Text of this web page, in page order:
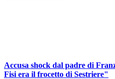
Accusa shock dal padre di
Fisi era il frocetto di Sestriere"